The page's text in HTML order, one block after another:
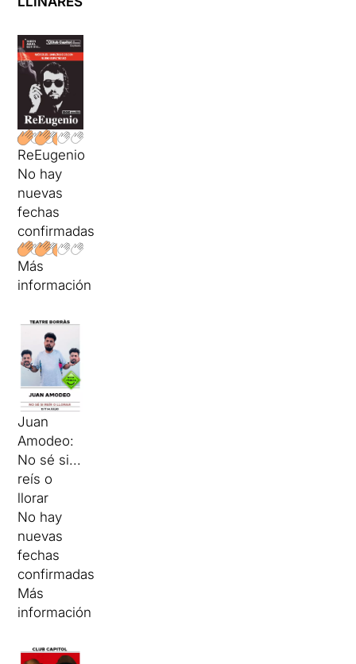
ReEugenio
No hay
nuevas
fechas
confirmadas
Más
información
Juan
Amodeo:
No sé si...
reís o
llorar
No hay
nuevas
fechas
confirmadas
Más
información